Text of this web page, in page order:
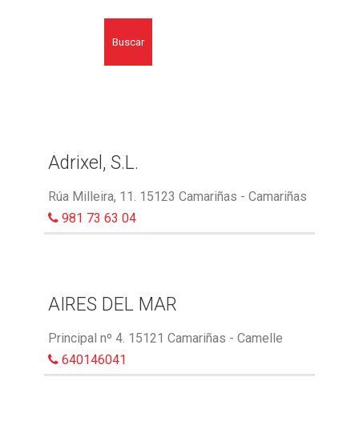
Buscar
Adrixel, S.L.
Rúa Milleira, 11. 15123 Camariñas - Camariñas
981 73 63 04
AIRES DEL MAR
Principal nº 4. 15121 Camariñas - Camelle
640146041